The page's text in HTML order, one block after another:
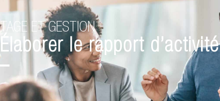
ET GESTION
Élaborer le rapport d’activité